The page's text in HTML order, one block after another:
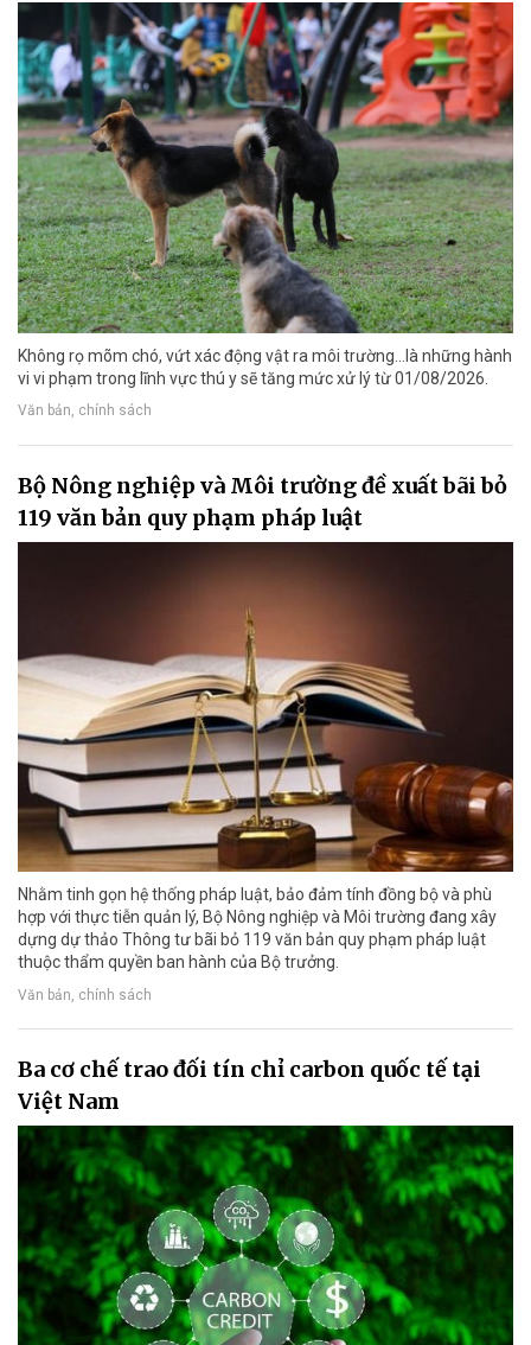
Không rọ mõm chó, vứt xác động vật ra môi trường...là những hành
vi vi phạm trong lĩnh vực thú y sẽ tăng mức xử lý từ 01/08/2026.
Văn bản, chính sách
Bộ Nông nghiệp và Môi trường đề xuất bãi bỏ
119 văn bản quy phạm pháp luật
Nhằm tinh gọn hệ thống pháp luật, bảo đảm tính đồng bộ và phù
hợp với thực tiễn quản lý, Bộ Nông nghiệp và Môi trường đang xây
dựng dự thảo Thông tư bãi bỏ 119 văn bản quy phạm pháp luật
thuộc thẩm quyền ban hành của Bộ trưởng.
Văn bản, chính sách
Ba cơ chế trao đối tín chỉ carbon quốc tế tại
Việt Nam